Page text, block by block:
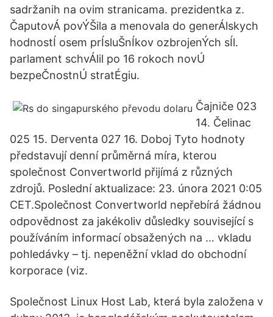
sadržanih na ovim stranicama. prezidentka z.
ČaputovÁ povÝŠila a menovala do generÁlskych
hodnostÍ osem prÍsluŠnÍkov ozbrojenÝch sÍl.
parlament schvÁlil po 16 rokoch novÚ
bezpeČnostnÚ stratÉgiu.
Čajniče 023
14. Čelinac
025 15. Derventa 027 16. Doboj Tyto hodnoty
představují denní průměrná míra, kterou
společnost Convertworld přijímá z různých
zdrojů. Poslední aktualizace: 23. února 2021 0:05
CET.Společnost Convertworld nepřebírá žádnou
odpovědnost za jakékoliv důsledky související s
používáním informací obsažených na … vkladu
pohledávky – tj. nepeněžní vklad do obchodní
korporace (viz.
Společnost Linux Host Lab, která byla založena v